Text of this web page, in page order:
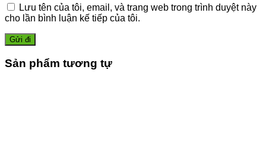
Lưu tên của tôi, email, và trang web trong trình duyệt này
cho lần bình luận kế tiếp của tôi.
Sản phẩm tương tự